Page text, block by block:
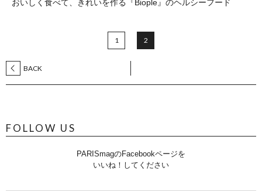
おいしく食べて、きれいを作る『Biople』のヘルシーフード
BACK
1 2
FOLLOW US
PARISmagのFacebookページを
いいね！してください